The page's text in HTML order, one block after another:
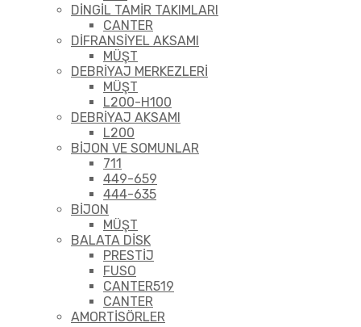
DİNGİL TAMİR TAKIMLARI
CANTER
DİFRANSİYEL AKSAMI
MÜŞT
DEBRİYAJ MERKEZLERİ
MÜŞT
L200-H100
DEBRİYAJ AKSAMI
L200
BİJON VE SOMUNLAR
711
449-659
444-635
BİJON
MÜŞT
BALATA DİSK
PRESTİJ
FUSO
CANTER519
CANTER
AMORTİSÖRLER